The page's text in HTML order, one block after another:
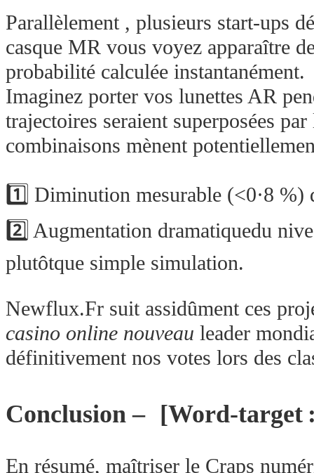
Parallèlement , plusieurs start-ups
casque MR vous voyez apparaître
probabilité calculée instantanément.
Imaginez porter vos lunettes AR
trajectoires seraient superposées
combinaisons mènent
1️⃣ Diminution mesurable (<0·8 %)
2️⃣ Augmentation dramatiquedu
plutôtque simple simulation.
Newflux.Fr suit assidûment ces
casino online nouveau leader
définitivement nos votes lors des
Conclusion – [Word-target
En résumé, maîtriser le Craps